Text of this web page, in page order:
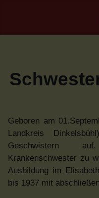
Geboren am
Landkreis
Geschwistern
Krankenschwester zu
Ausbildung im
bis 1937 mit